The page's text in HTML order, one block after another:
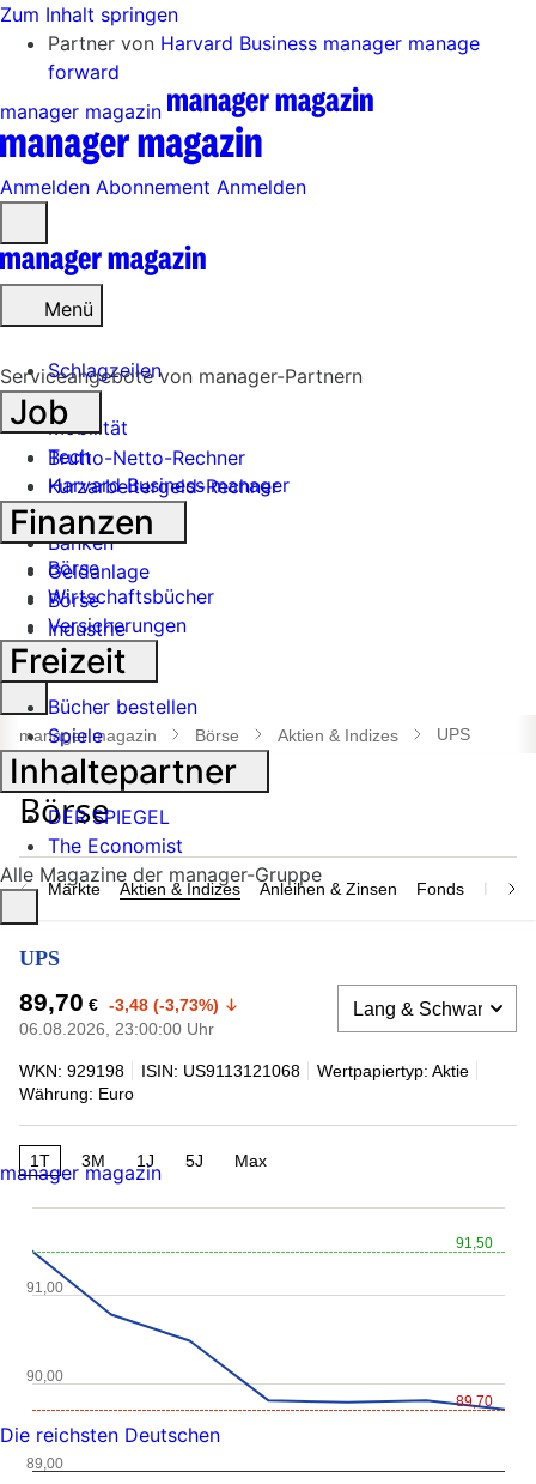
Zum Inhalt springen
Partner von Harvard Business manager manage
forward
manager magazin
Anmelden Abonnement Anmelden
öffnen
Menü
Schlagzeilen
Mobilität
Tech
Harvard Business manager
Handel
Banken
Geldanlage
Börse
Industrie
Suche
öffnen
manager magazin Börse Aktien & Indizes UPS
Märkte Aktien & Indizes Anleihen & Zinsen Fonds
UPS
89,70 € -3,48 (-3,73%)
06.08.2026, 23:00:00 Uhr
WKN: 929198 ISIN: US9113121068
Wertpapiertyp: Aktie
Währung: Euro
1T 3M 1J 5J Max
91,50
89,70
89,00
90,00
91,00
Serviceangebote von manager-Partnern
Job
Brutto-Netto-Rechner
Kurzarbeitergeld-Rechner
Finanzen
Börse
Wirtschaftsbücher
Versicherungen
Freizeit
Bücher bestellen
Spiele
Inhaltepartner
DER SPIEGEL
The Economist
Alle Magazine der manager-Gruppe
manager magazin
Die reichsten Deutschen